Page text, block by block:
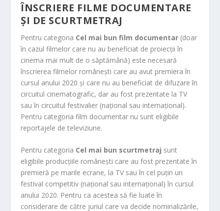
ÎNSCRIERE FILME DOCUMENTARE
ȘI DE SCURTMETRAJ
Pentru categoria Cel mai bun film documentar (doar
în cazul filmelor care nu au beneficiat de proiecții în
cinema mai mult de o săptămână) este necesară
înscrierea filmelor românești care au avut premiera în
cursul anului 2020 și care nu au beneficiat de difuzare în
circuitul cinematografic, dar au fost prezentate la TV
sau în circuitul festivalier (național sau internațional).
Pentru categoria film documentar nu sunt eligibile
reportajele de televiziune.
Pentru categoria Cel mai bun scurtmetraj sunt
eligibile producțiile românești care au fost prezentate în
premieră pe marile ecrane, la TV sau în cel puțin un
festival competitiv (național sau internațional) în cursul
anului 2020. Pentru ca acestea să fie luate în
considerare de către juriul care va decide nominalizările,